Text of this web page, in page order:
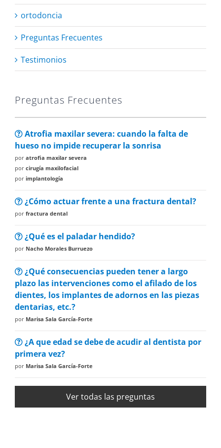
ortodoncia
Preguntas Frecuentes
Testimonios
Preguntas Frecuentes
Atrofia maxilar severa: cuando la falta de
hueso no impide recuperar la sonrisa
por atrofia maxilar severa
por cirugía maxilofacial
por implantología
¿Cómo actuar frente a una fractura dental?
por fractura dental
¿Qué es el paladar hendido?
por Nacho Morales Burruezo
¿Qué consecuencias pueden tener a largo
plazo las intervenciones como el afilado de los
dientes, los implantes de adornos en las piezas
dentarias, etc.?
por Marisa Sala García-Forte
¿A que edad se debe de acudir al dentista por
primera vez?
por Marisa Sala García-Forte
Ver todas las preguntas